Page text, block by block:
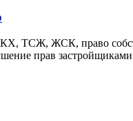
ТСЖ, ЖСК, право
прав застройщиками